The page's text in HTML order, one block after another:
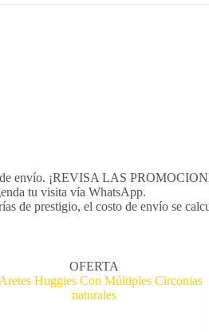
de envío. ¡REVISA LAS
tu visita vía WhatsApp.
de prestigio, el costo de envío se
OFERTA